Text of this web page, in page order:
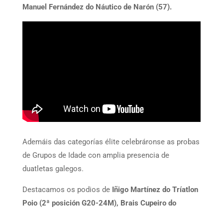
Manuel Fernández do Náutico de Narón (57).
Ademáis das categorías élite celebráronse as probas
de Grupos de Idade con amplia presencia de
duatletas galegos.
Destacamos os podios de Iñigo Martínez do Tríatlon
Poio (2ª posición G20-24M), Brais Cupeiro do